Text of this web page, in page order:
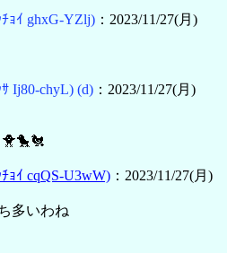
ﾁｮｲ ghxG-YZlj) ：2023/11/27(月)
ｻ Ij80-chyL) (d) ：2023/11/27(月)
ｮｲ cqQS-U3wW) ：2023/11/27(月)
多いわね